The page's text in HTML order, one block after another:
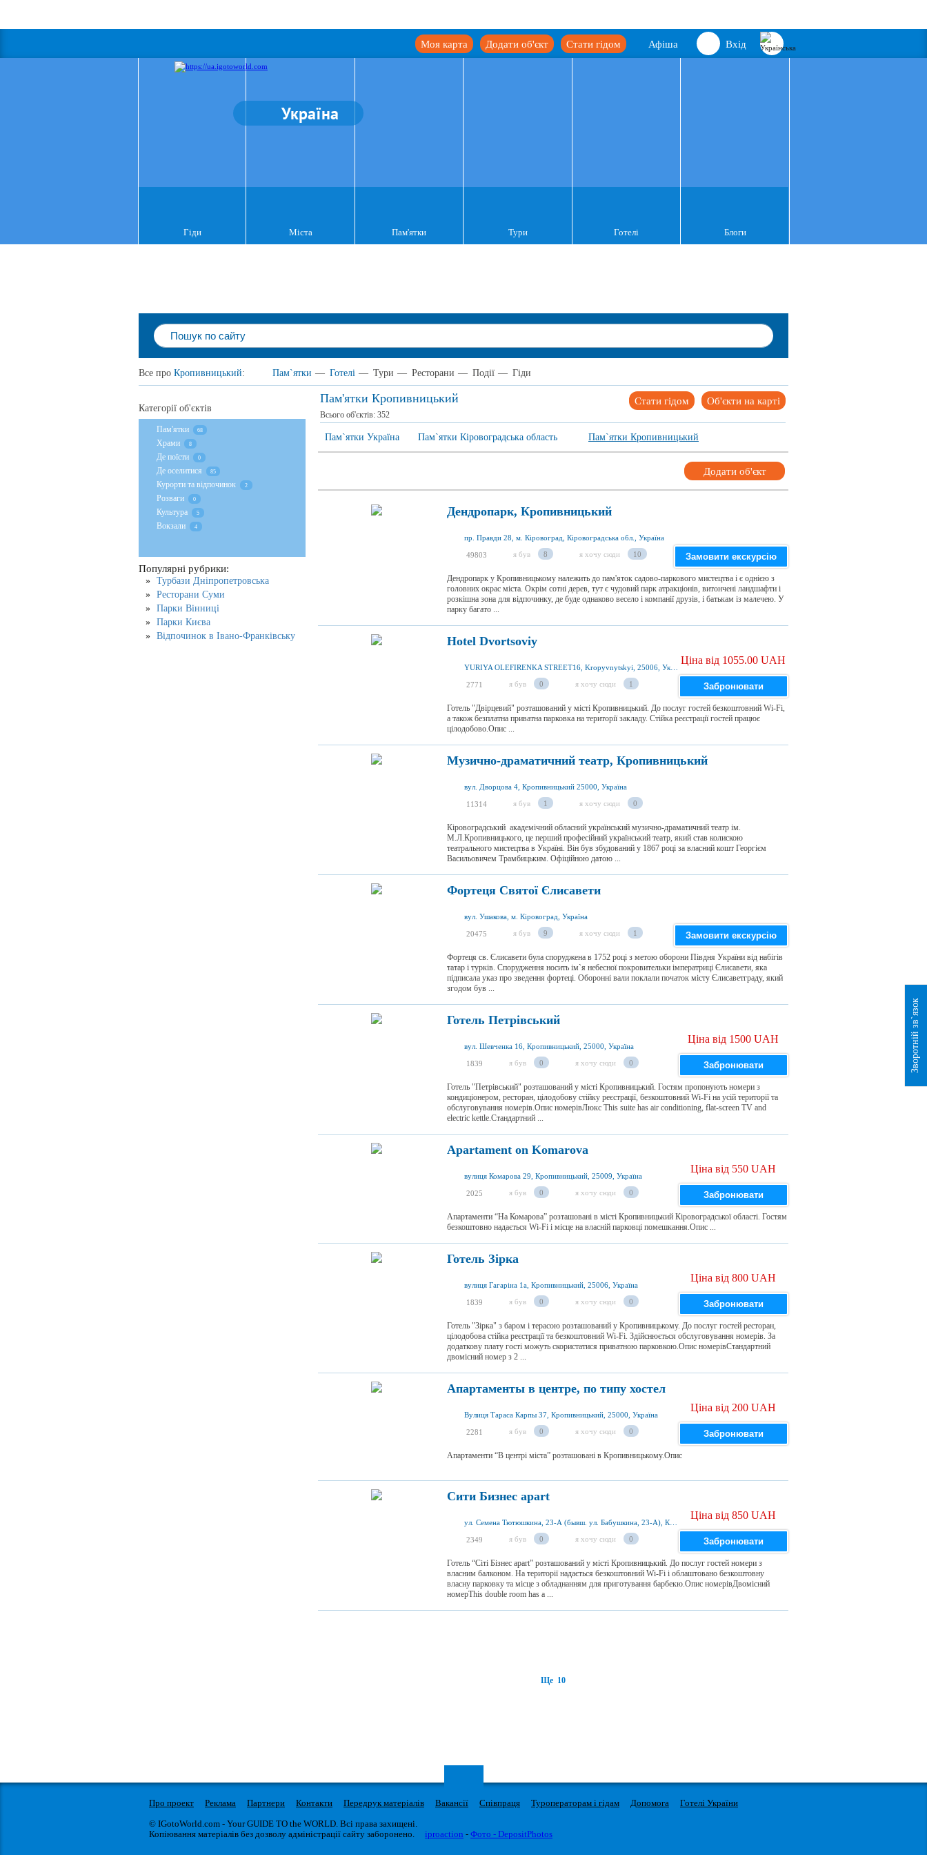
Вхід
Афіша
Стати гідом
Додати об'єкт
Моя карта
Україна
Гіди Міста Пам'ятки Тури Готелі Блоги
Все про Кропивницький: Пам`ятки — Готелі — Тури — Ресторани — Події — Гіди
Пам'ятки Кропивницький Об'єкти на карті
Стати гідом
Всього об'єктів: 352
Пам`ятки Україна Пам`ятки Кіровоградська область Пам`ятки Кропивницький
Додати об'єкт
Дендропарк, Кропивницький
пр. Правди 28, м. Кіровоград, Кіровоградська обл., Україна
49803 я був 8 я хочу сюди 10 Замовити екскурсію
Дендропарк у Кропивницькому належить до пам'яток садово-паркового мистецтва і є однією з
головних окрас міста. Окрім сотні дерев, тут є чудовий парк атракціонів, витончені ландшафти і
розкішна зона для відпочинку, де буде однаково весело і компанії друзів, і батькам із малечею. У
парку багато ...
Hotel Dvortsoviy
2771 я був 0 я хочу сюди 1
Ціна від 1055.00 UAH
Забронювати
Готель "Двірцевий" розташований у місті Кропивницький. До послуг гостей безкоштовний Wi-Fi,
а також безплатна приватна парковка на території закладу. Стійка реєстрації гостей працює
цілодобово.Опис ...
Музично-драматичний театр, Кропивницький
вул. Дворцова 4, Кропивницький 25000, Україна
11314 я був 1 я хочу сюди 0
Кіровоградський академічний обласний український музично-драматичний театр ім.
М.Л.Кропивницького, це перший професійний український театр, який став колискою
театрального мистецтва в Україні. Він був збудований у 1867 році за власний кошт Георгієм
Васильовичем Трамбицьким. Офіційною датою ...
Фортеця Святої Єлисавети
вул. Ушакова, м. Кіровоград, Україна
20475 я був 9 я хочу сюди 1 Замовити екскурсію
Фортеця св. Єлисавети була споруджена в 1752 році з метою оборони Півдня України від набігів
татар і турків. Спорудження носить ім`я небесної покровительки імператриці Єлисавети, яка
підписала указ про зведення фортеці. Оборонні вали поклали початок місту Єлисаветграду, який
згодом був ...
Готель Петрівський
вул. Шевченка 16, Кропивницький, 25000, Україна
1839 я був 0 я хочу сюди 0
Ціна від 1500 UAH
Забронювати
Готель "Петрівський" розташований у місті Кропивницький. Гостям пропонують номери з
кондиціонером, ресторан, цілодобову стійку реєстрації, безкоштовний Wi-Fi на усій території та
обслуговування номерів.Опис номерівЛюкс This suite has air conditioning, flat-screen TV and
electric kettle.Стандартний ...
Apartament on Komarova
вулиця Комарова 29, Кропивницький, 25009, Україна
2025 я був 0 я хочу сюди 0
Ціна від 550 UAH
Забронювати
Апартаменти “На Комарова” розташовані в місті Кропивницький Кіровоградської області. Гостям
безкоштовно надається Wi-Fi і місце на власній парковці помешкання.Опис ...
Готель Зірка
вулиця Гагаріна 1а, Кропивницький, 25006, Україна
1839 я був 0 я хочу сюди 0
Ціна від 800 UAH
Забронювати
Готель "Зірка" з баром і терасою розташований у Кропивницькому. До послуг гостей ресторан,
цілодобова стійка реєстрації та безкоштовний Wi-Fi. Здійснюється обслуговування номерів. За
додаткову плату гості можуть скористатися приватною парковкою.Опис номерівСтандартний
двомісний номер з 2 ...
Апартаменты в центре, по типу хостел
Вулиця Тараса Карпы 37, Кропивницький, 25000, Україна
2281 я був 0 я хочу сюди 0
Ціна від 200 UAH
Забронювати
Апартаменти “В центрі міста” розташовані в Кропивницькому.Опис
Сити Бизнес apart
2349 я був 0 я хочу сюди 0
Ціна від 850 UAH
Забронювати
Готель “Сіті Бізнес apart” розташований у місті Кропивницький. До послуг гостей номери з
власним балконом. На території надається безкоштовний Wi-Fi і облаштовано безкоштовну
власну парковку та місце з обладнанням для приготування барбекю.Опис номерівДвомісний
номерThis double room has a ...
Ще 10
Категорії об'єктів
Пам'ятки 68
Храми 8
Де поїсти 0
Де оселитися 85
Курорти та відпочинок 2
Розваги 0
Культура 5
Вокзали 4
Популярні рубрики:
Турбази Дніпропетровська
Ресторани Суми
Парки Вінниці
Парки Києва
Відпочинок в Івано-Франківську
Про проект Реклама Партнери Контакти Передрук матеріалів Вакансії Співпраця Туроператорам і гідам Допомога
Готелі України
© IGotoWorld.com - Your GUIDE TO the WORLD. Всі права захищені.
Копіювання матеріалів без дозволу адміністрації сайту заборонено.
iproaction - Фото - DepositPhotos
Зворотній зв`язок